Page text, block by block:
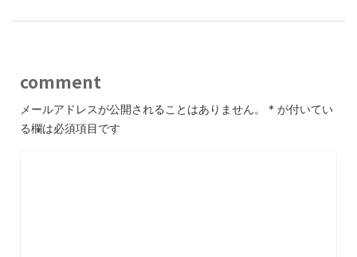
comment
メールアドレスが公開されることはありません。 * が付いてい
る欄は必須項目です